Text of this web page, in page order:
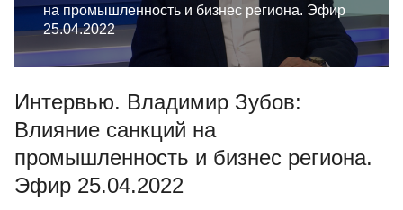
на промышленность и бизнес региона. Эфир
25.04.2022
Интервью. Владимир Зубов:
Влияние санкций на
промышленность и бизнес региона.
Эфир 25.04.2022